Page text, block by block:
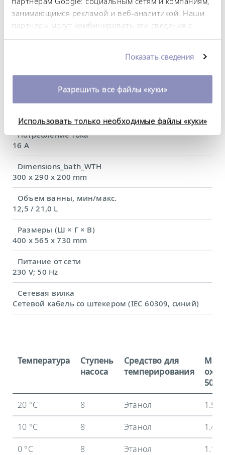
занимающимся рекламой и веб-аналитикой. Наши
партнеры могут комбинировать эти сведения с
предоставленной вами информацией, а также
использовании вами их сервисов. Вы можете
изменить или отозвать свое согласие в любое
время. Более подробную информацию об этом вы
можете найти в нашей
политике
Показать сведения
Разрешить все файлы «куки»
Использовать только необходимые файлы «куки»
Диапазон температуры окружающей среды
5 ... 40 °C
Постоянство температурного режима
Потребляемая мощность, макс.
Потребление тока
16 A
Dimensions_bath_WTH
300 x 290 x 200 mm
Объем ванны, мин/макс.
12,5 / 21,0 L
Размеры (Ш × Г × В)
400 x 565 x 730 mm
Питание от сети
230 V; 50 Hz
Сетевая вилка
Сетевой кабель со штекером (IEC 60309, синий)
Температура
Ступень
насоса
Средство для
темперирования
50 Гц
20 °C
8 Этанол
1.5
10 °C
8 Этанол
1.43
0 °C
8 Этанол
1.17